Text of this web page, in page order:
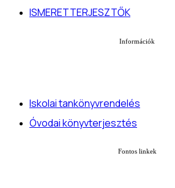
ISMERETTERJESZTŐK
Információk
Iskolai tankönyvrendelés
Óvodai könyvterjesztés
Fontos linkek